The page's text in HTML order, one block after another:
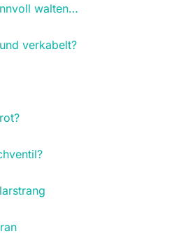
walten…
verkabelt?